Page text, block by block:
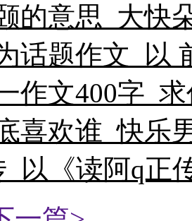
的意思_大快
话题作文_以
作文400字_
喜欢谁_快乐
_以《读阿q正